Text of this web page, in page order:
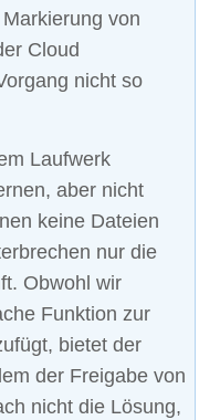
von
Cloud
nicht so
Laufwerk
aber nicht
keine Dateien
nur die
Obwohl wir
Funktion zur
bietet der
der Freigabe von
nicht die Lösung,